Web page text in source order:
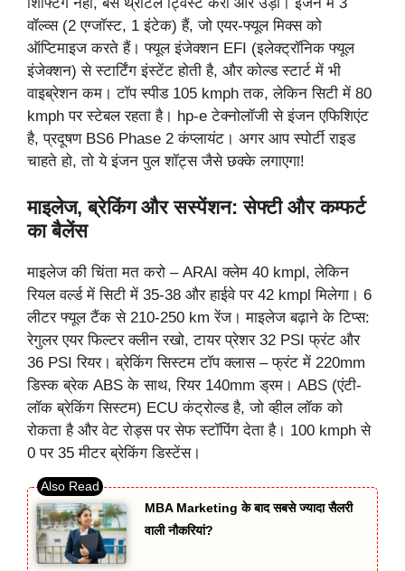
वॉल्व्स (2 एग्जॉस्ट, 1 इंटेक) हैं, जो एयर-फ्यूल मिक्स को
ऑप्टिमाइज करते हैं। फ्यूल इंजेक्शन EFI (इलेक्ट्रॉनिक फ्यूल
इंजेक्शन) से स्टार्टिंग इंस्टेंट होती है, और कोल्ड स्टार्ट में भी
वाइब्रेशन कम। टॉप स्पीड 105 kmph तक, लेकिन सिटी में 80
kmph पर स्टेबल रहता है। hp-e टेक्नोलॉजी से इंजन एफिशिएंट
है, प्रदूषण BS6 Phase 2 कंप्लायंट। अगर आप स्पोर्टी राइड
चाहते हो, तो ये इंजन पुल शॉट्स जैसे छक्के लगाएगा!
माइलेज, ब्रेकिंग और सस्पेंशन: सेफ्टी और कम्फर्ट
का बैलेंस
माइलेज की चिंता मत करो – ARAI क्लेम 40 kmpl, लेकिन
रियल वर्ल्ड में सिटी में 35-38 और हाईवे पर 42 kmpl मिलेगा। 6
लीटर फ्यूल टैंक से 210-250 km रेंज। माइलेज बढ़ाने के टिप्स:
रेगुलर एयर फिल्टर क्लीन रखो, टायर प्रेशर 32 PSI फ्रंट और
36 PSI रियर। ब्रेकिंग सिस्टम टॉप क्लास – फ्रंट में 220mm
डिस्क ब्रेक ABS के साथ, रियर 140mm ड्रम। ABS (एंटी-
लॉक ब्रेकिंग सिस्टम) ECU कंट्रोल्ड है, जो व्हील लॉक को
रोकता है और वेट रोड्स पर सेफ स्टॉपिंग देता है। 100 kmph से
0 पर 35 मीटर ब्रेकिंग डिस्टेंस।
MBA Marketing के बाद सबसे ज्यादा सैलरी
वाली नौकरियां?